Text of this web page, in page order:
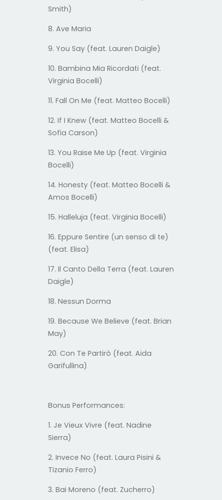
Smith)
8. Ave Maria
9. You Say (feat. Lauren Daigle)
10. Bambina Mia Ricordati (feat.
Virginia Bocelli)
11. Fall On Me (feat. Matteo Bocelli)
12. If I Knew (feat. Matteo Bocelli &
Sofia Carson)
13. You Raise Me Up (feat. Virginia
Bocelli)
14. Honesty (feat. Matteo Bocelli &
Amos Bocelli)
15. Halleluja (feat. Virginia Bocelli)
16. Eppure Sentire (un senso di te)
(feat. Elisa)
17. Il Canto Della Terra (feat. Lauren
Daigle)
18. Nessun Dorma
19. Because We Believe (feat. Brian
May)
20. Con Te Partirò (feat. Aida
Garifullina)
Bonus Performances:
1. Je Vieux Vivre (feat. Nadine
Sierra)
2. Invece No (feat. Laura Pisini &
Tizanio Ferro)
3. Bai Moreno (feat. Zucherro)